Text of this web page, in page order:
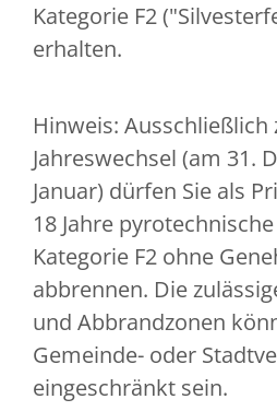
Kategorie F2
erhalten.
Hinweis: Ausschließlich
Jahreswechsel (am 31.
Januar) dürfen Sie als
18 Jahre
Kategorie F2 ohne
abbrennen. Die
und Abbrandzonen
Gemeinde- oder
eingeschränkt sein.